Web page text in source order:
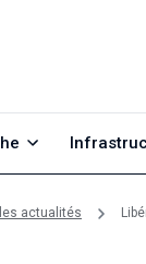
actualités